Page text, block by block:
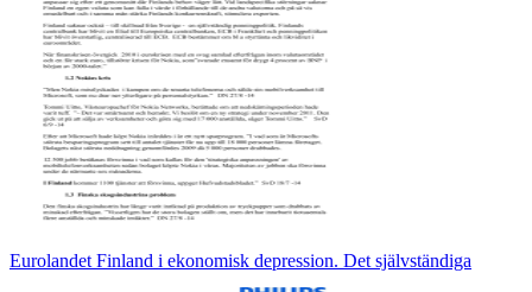
Eurolandet Finland i ekonomisk depression. Det självständiga